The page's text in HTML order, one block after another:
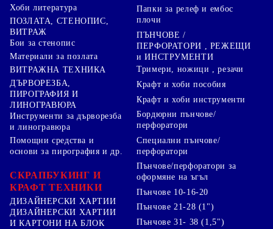
Хоби литература
ПОЗЛАТА, СТЕНОПИС,
ВИТРАЖ
Бои за стенопис
Материали за позлата
ВИТРАЖНА ТЕХНИКА
ДЪРВОРЕЗБА,
ПИРОГРАФИЯ И
ЛИНОГРАВЮРА
Инструменти за дърворезба
и линогравюра
Помощни средства и
основи за пирография и др.
СКРАПБУКИНГ И
КРАФТ ТЕХНИКИ
ДИЗАЙНЕРСКИ ХАРТИИ
ДИЗАЙНЕРСКИ ХАРТИИ
И КАРТОНИ НА БЛОК
Папки за релеф и ембос
плочи
ПЪНЧОВЕ /
ПЕРФОРАТОРИ , РЕЖЕЩИ
и ИНСТРУМЕНТИ
Тримери, ножици , резачи
Крафт и хоби пособия
Крафт и хоби инструменти
Бордюрни пънчове/
перфоратори
Специални пънчове/
перфоратори
Пънчове/перфоратори за
оформяне на ъгъл
Пънчове 10-16-20
Пънчове 21-28 (1")
Пънчове 31- 38 (1,5")